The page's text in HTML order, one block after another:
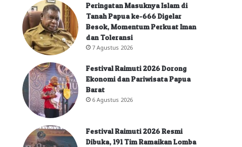
Peringatan Masuknya Islam di
Tanah Papua ke-666 Digelar
Besok, Momentum Perkuat Iman
dan Toleransi
7 Agustus 2026
Festival Raimuti 2026 Dorong
Ekonomi dan Pariwisata Papua
Barat
6 Agustus 2026
Festival Raimuti 2026 Resmi
Dibuka, 191 Tim Ramaikan Lomba